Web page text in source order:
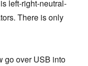
left-right-neutral-
There is only
go over USB into